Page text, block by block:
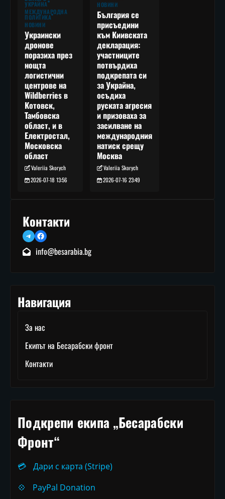
УКРАЙНА
МЕЖДУНАРОДНА
ПОЛИТИКА
НОВИНИ
Украински
дронове
поразиха през
нощта
логистични
центрове на
Wildberries в
Котовск,
Тамбовска
област, и в
Електростал,
Московска
област
Valeriia Skorych
2026-07-18 13:56
НОВИНИ
България се
присъедини
към Киивската
декларация:
участниците
потвърдиха
подкрепата си
за Украйна,
осъдиха
руската агресия
и призоваха за
засилване на
международния
натиск срещу
Москва
Valeriia Skorych
2026-07-16 23:49
Контакти
TelegramFacebook
info@besarabia.bg
Навигация
За нас
Екипът на Бесарабски фронт
Контакти
Подкрепи екипа „Бесарабски
Фронт“
💳
Дари с карта (Stripe)
💠
PayPal Donation